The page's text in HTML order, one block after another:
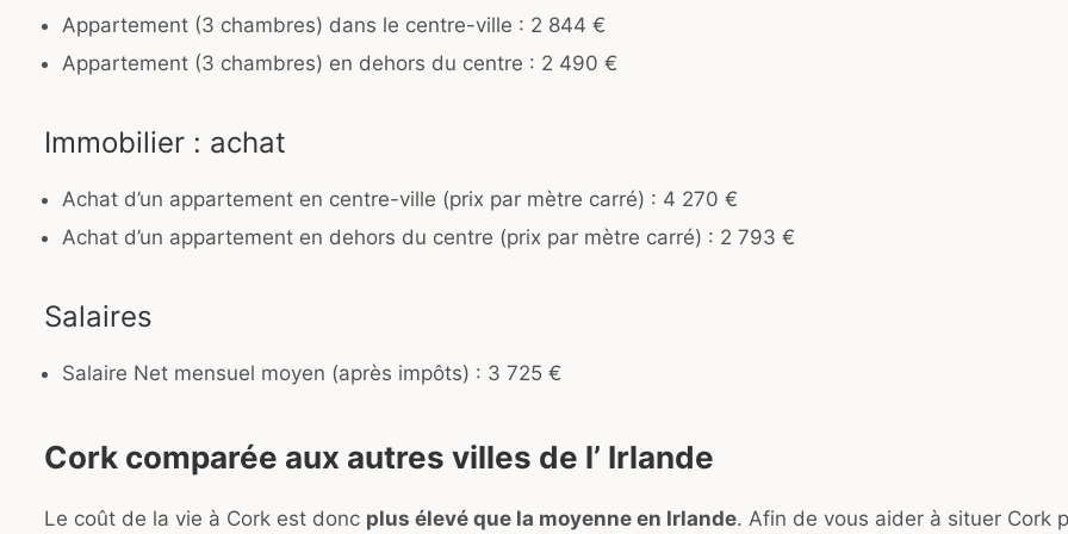
Appartement (3 chambres) dans le centre-ville : 2 844 €
Appartement (3 chambres) en dehors du centre : 2 490 €
Immobilier : achat
Achat d’un appartement en centre-ville (prix par mètre carré) : 4 270 €
Achat d’un appartement en dehors du centre (prix par mètre carré) : 2 793 €
Salaires
Salaire Net mensuel moyen (après impôts) : 3 725 €
Cork comparée aux autres villes de l’ Irlande
Le coût de la vie à Cork est donc plus élevé que la moyenne en Irlande. Afin de vous aider à situer Cork